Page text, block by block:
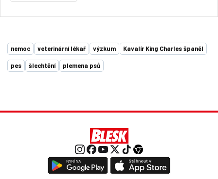
nemoc veterinární lékař výzkum Kavalír King Charles španěl
pes šlechtění plemena psů